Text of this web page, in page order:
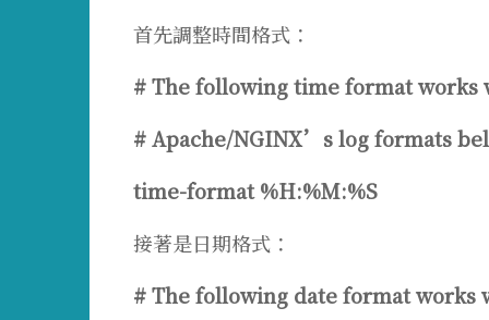
首先調整時間格式：
# The following time format works
# Apache/NGINX’s log formats
time-format %H:%M:%S
接著是日期格式：
# The following date format works